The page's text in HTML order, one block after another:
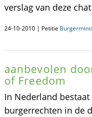
verslag van deze
24-10-2010 | Petitie
aanbevolen
of Freedom
In Nederland
burgerrechten in de